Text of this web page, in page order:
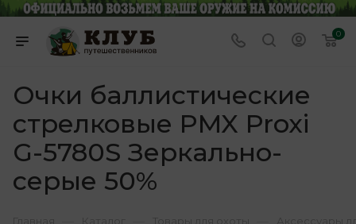
0
Очки баллистические
стрелковые PMX Proxi
G-5780S Зеркально-
серые 50%